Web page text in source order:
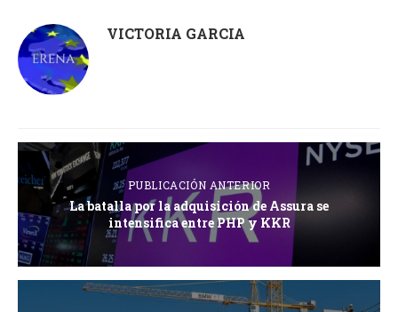
VICTORIA GARCIA
PUBLICACIÓN ANTERIOR
La batalla por la adquisición de Assura se
intensifica entre PHP y KKR